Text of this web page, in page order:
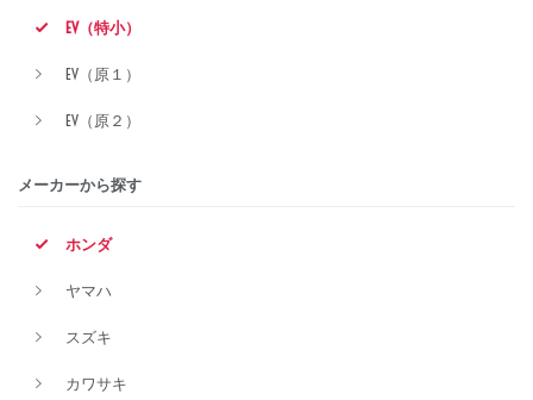
EV（特小）
EV（原１）
EV（原２）
メーカーから探す
ホンダ
ヤマハ
スズキ
カワサキ